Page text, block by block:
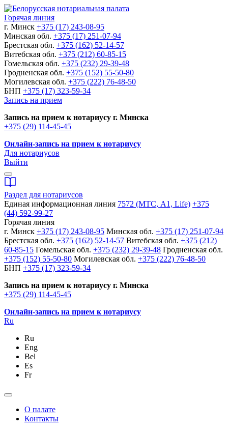
Горячая линия
г. Минск +375 (17) 243-08-95
Минская обл. +375 (17) 251-07-94
Брестская обл. +375 (162) 52-14-57
Витебская обл. +375 (212) 60-85-15
Гомельская обл. +375 (232) 29-39-48
Гродненская обл. +375 (152) 55-50-80
Могилевская обл. +375 (222) 76-48-50
БНП +375 (17) 323-59-34
Запись на прием
Запись на прием к нотариусу г. Минска
+375 (29) 114-45-45
Онлайн-запись на прием к нотариусу
Для нотариусов
Выйти
Раздел для нотариусов
Единая информационная линия 7572 (МТС, A1, Life) +375
(44) 592-99-27
Горячая линия
г. Минск +375 (17) 243-08-95 Минская обл. +375 (17) 251-07-94
Брестская обл. +375 (162) 52-14-57 Витебская обл. +375 (212)
60-85-15 Гомельская обл. +375 (232) 29-39-48 Гродненская обл.
+375 (152) 55-50-80 Могилевская обл. +375 (222) 76-48-50
БНП +375 (17) 323-59-34
Запись на прием к нотариусу г. Минска
+375 (29) 114-45-45
Онлайн-запись на прием к нотариусу
Ru
Ru
Eng
Bel
Es
Fr
О палате
Контакты